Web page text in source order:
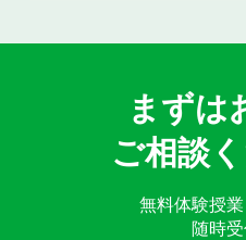
まずは
ご相談
無料体験授業
随時受